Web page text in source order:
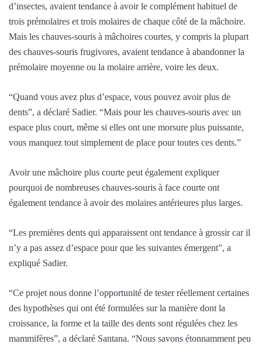
d’insectes, avaient tendance à avoir le complément habituel de
trois prémolaires et trois molaires de chaque côté de la mâchoire.
Mais les chauves-souris à mâchoires courtes, y compris la plupart
des chauves-souris frugivores, avaient tendance à abandonner la
prémolaire moyenne ou la molaire arrière, voire les deux.
“Quand vous avez plus d’espace, vous pouvez avoir plus de
dents”, a déclaré Sadier. “Mais pour les chauves-souris avec un
espace plus court, même si elles ont une morsure plus puissante,
vous manquez tout simplement de place pour toutes ces dents.”
Avoir une mâchoire plus courte peut également expliquer
pourquoi de nombreuses chauves-souris à face courte ont
également tendance à avoir des molaires antérieures plus larges.
“Les premières dents qui apparaissent ont tendance à grossir car il
n’y a pas assez d’espace pour que les suivantes émergent”, a
expliqué Sadier.
“Ce projet nous donne l’opportunité de tester réellement certaines
des hypothèses qui ont été formulées sur la manière dont la
croissance, la forme et la taille des dents sont régulées chez les
mammifères”, a déclaré Santana. “Nous savons étonnamment peu